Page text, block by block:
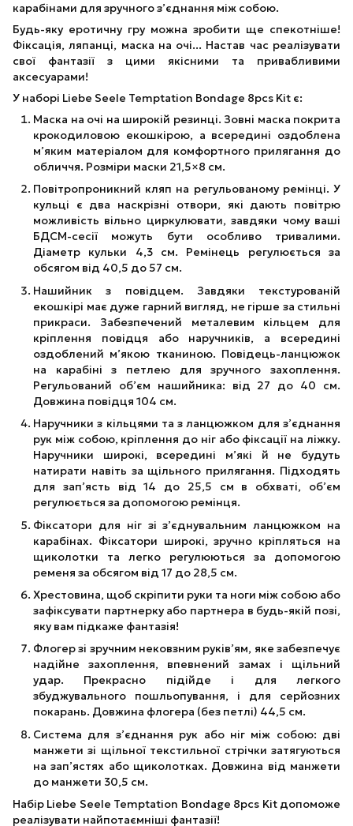
карабінами для зручного з’єднання між собою.
Будь-яку еротичну гру можна зробити ще спекотніше!
Фіксація, ляпанці, маска на очі... Настав час реалізувати
свої фантазії з цими якісними та привабливими
аксесуарами!
У наборі Liebe Seele Temptation Bondage 8pcs Kit є:
Маска на очі на широкій резинці. Зовні маска покрита
крокодиловою екошкірою, а всередині оздоблена
м’яким матеріалом для комфортного прилягання до
обличчя. Розміри маски 21,5×8 см.
Повітропроникний кляп на регульованому ремінці. У
кульці є два наскрізні отвори, які дають повітрю
можливість вільно циркулювати, завдяки чому ваші
БДСМ-сесії можуть бути особливо тривалими.
Діаметр кульки 4,3 см. Ремінець регулюється за
обсягом від 40,5 до 57 см.
Нашийник з повідцем. Завдяки текстурованій
екошкірі має дуже гарний вигляд, не гірше за стильні
прикраси. Забезпечений металевим кільцем для
кріплення повідця або наручників, а всередині
оздоблений м’якою тканиною. Повідець-ланцюжок
на карабіні з петлею для зручного захоплення.
Регульований об’єм нашийника: від 27 до 40 см.
Довжина повідця 104 см.
Наручники з кільцями та з ланцюжком для з’єднання
рук між собою, кріплення до ніг або фіксації на ліжку.
Наручники широкі, всередині м’які й не будуть
натирати навіть за щільного прилягання. Підходять
для зап’ясть від 14 до 25,5 см в обхваті, об’єм
регулюється за допомогою ремінця.
Фіксатори для ніг зі з’єднувальним ланцюжком на
карабінах. Фіксатори широкі, зручно кріпляться на
щиколотки та легко регулюються за допомогою
ременя за обсягом від 17 до 28,5 см.
Хрестовина, щоб скріпити руки та ноги між собою або
зафіксувати партнерку або партнера в будь-якій позі,
яку вам підкаже фантазія!
Флогер зі зручним нековзним руків’ям, яке забезпечує
надійне захоплення, впевнений замах і щільний
удар. Прекрасно підійде і для легкого
збуджувального пошльопування, і для серйозних
покарань. Довжина флогера (без петлі) 44,5 см.
Система для з’єднання рук або ніг між собою: дві
манжети зі щільної текстильної стрічки затягуються
на зап’ястях або щиколотках. Довжина від манжети
до манжети 30,5 см.
Набір Liebe Seele Temptation Bondage 8pcs Kit допоможе
реалізувати найпотаємніші фантазії!